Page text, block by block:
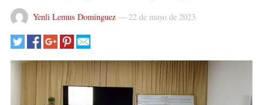
Yenli Lemus Domínguez— 22 de mayo de 2023